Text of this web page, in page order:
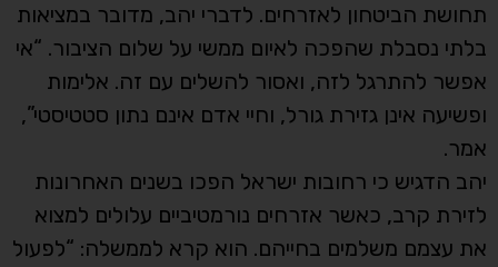
תחושת הביטחון לאזרחים. לדברי יהב, מדובר במציאות
בלתי נסבלת שהפכה לאיום ממשי על שלום הציבור. “אי
אפשר להתרגל לזה, ואסור להשלים עם זה. אלימות
ופשיעה אינן גזירת גורל, וחיי אדם אינם נתון סטטיסטי”,
אמר.
יהב הדגיש כי רחובות ישראל הפכו בשנים האחרונות
לזירת קרב, כאשר אזרחים נורמטיביים עלולים למצוא
את עצמם משלמים בחייהם. הוא קרא לממשלה: “לפעול